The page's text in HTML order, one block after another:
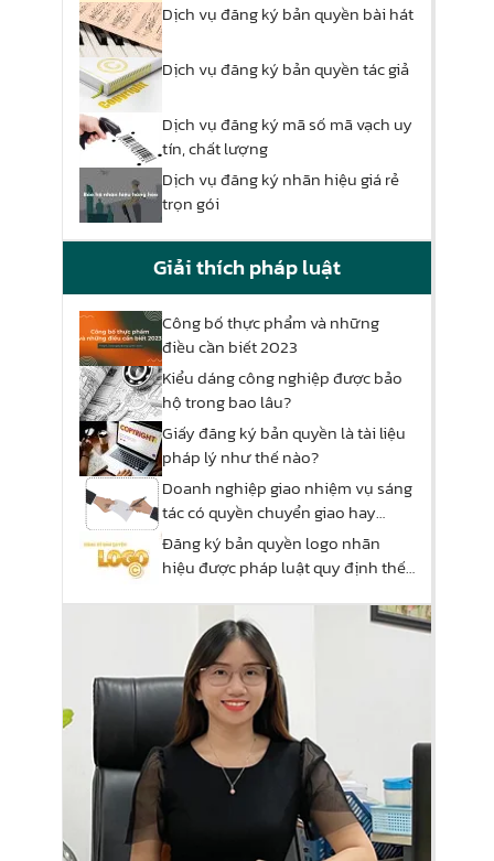
Dịch vụ đăng ký bản quyền bài hát
Dịch vụ đăng ký bản quyền tác giả
Dịch vụ đăng ký mã số mã vạch uy
tín, chất lượng
Dịch vụ đăng ký nhãn hiệu giá rẻ
trọn gói
Giải thích pháp luật
Công bố thực phẩm và những
điều cần biết 2023
Kiểu dáng công nghiệp được bảo
hộ trong bao lâu?
Giấy đăng ký bản quyền là tài liệu
pháp lý như thế nào?
Doanh nghiệp giao nhiệm vụ sáng
tác có quyền chuyển giao hay
không?
Đăng ký bản quyền logo nhãn
hiệu được pháp luật quy định thế